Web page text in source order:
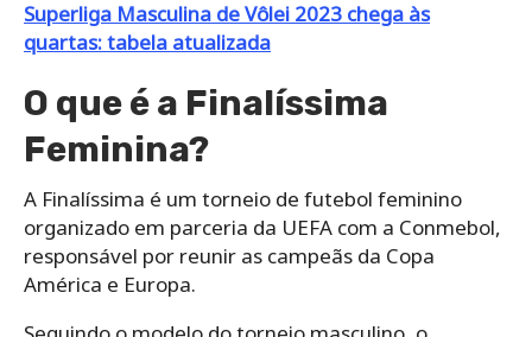
Superliga Masculina de Vôlei 2023 chega às
quartas: tabela atualizada
O que é a Finalíssima
Feminina?
A Finalíssima é um torneio de futebol feminino
organizado em parceria da UEFA com a Conmebol,
responsável por reunir as campeãs da Copa
América e Europa.